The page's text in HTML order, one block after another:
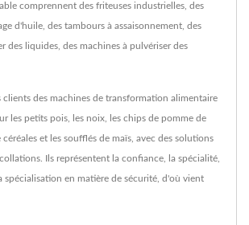
comprennent des friteuses industrielles, des
d'huile, des tambours à assaisonnement, des
des liquides, des machines à pulvériser des
clients des machines de transformation alimentaire
les petits pois, les noix, les chips de pomme de
et les soufflés de maïs, avec des solutions
Ils représentent la confiance, la spécialité,
spécialisation en matière de sécurité, d'où vient